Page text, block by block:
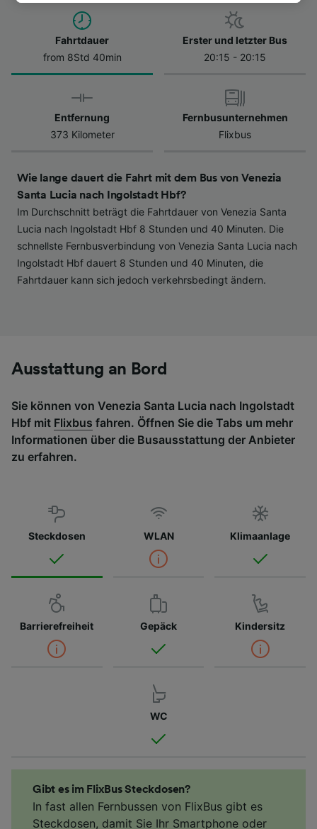
Fahrtdauer
from 8Std 40min
Erster und letzter Bus
20:15 - 20:15
Entfernung
373 Kilometer
Fernbusunternehmen
Flixbus
Wie lange dauert die Fahrt mit dem Bus von Venezia
Santa Lucia nach Ingolstadt Hbf?
Im Durchschnitt beträgt die Fahrtdauer von Venezia Santa
Lucia nach Ingolstadt Hbf 8 Stunden und 40 Minuten. Die
schnellste Fernbusverbindung von Venezia Santa Lucia nach
Ingolstadt Hbf dauert 8 Stunden und 40 Minuten, die
Fahrtdauer kann sich jedoch verkehrsbedingt ändern.
Ausstattung an Bord
Sie können von Venezia Santa Lucia nach Ingolstadt
Hbf mit Flixbus fahren. Öffnen Sie die Tabs um mehr
Informationen über die Busausstattung der Anbieter
zu erfahren.
Steckdosen WLAN Klimaanlage
Barrierefreiheit Gepäck Kindersitz
WC
Gibt es im FlixBus Steckdosen?
In fast allen Fernbussen von FlixBus gibt es
Steckdosen, damit Sie Ihr Smartphone oder
besuchen Sie jederzeit die Seite der
Datenschutzrichtlinie. Diese Präferenzen
werden unseren Partnern signalisiert und
haben keinen Einfluss auf Surfdaten. Ihre
Daten werden nicht für Tracking-Zwecke
verwendet, wenn Sie uns gebeten haben, Ihr
Surfverhalten nicht zu verfolgen.
Wir und unsere Partner verarbeiten Daten, um
Verwendung genauer Standortdaten.
Endgeräteeigenschaften zur Identifikation
aktiv abfragen. Speichern von oder Zugriff auf
Informationen auf einem Endgerät.
Personalisierte Werbung und Inhalte, Messung
von Werbeleistung und der Performance von
Inhalten, Zielgruppenforschung sowie
Entwicklung und Verbesserung von
Angeboten.